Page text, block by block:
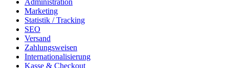
Administration
Marketing
Statistik / Tracking
SEO
Versand
Zahlungsweisen
Internationalisierung
Kasse & Checkout